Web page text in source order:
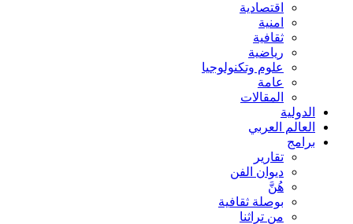
اقتصادية
امنية
ثقافية
رياضية
علوم وتكنولوجيا
عامة
المقالات
الدولية
العالم العربي
برامج
تقارير
ديوان الفن
هُنَّ
بوصلة ثقافية
من تراثنا